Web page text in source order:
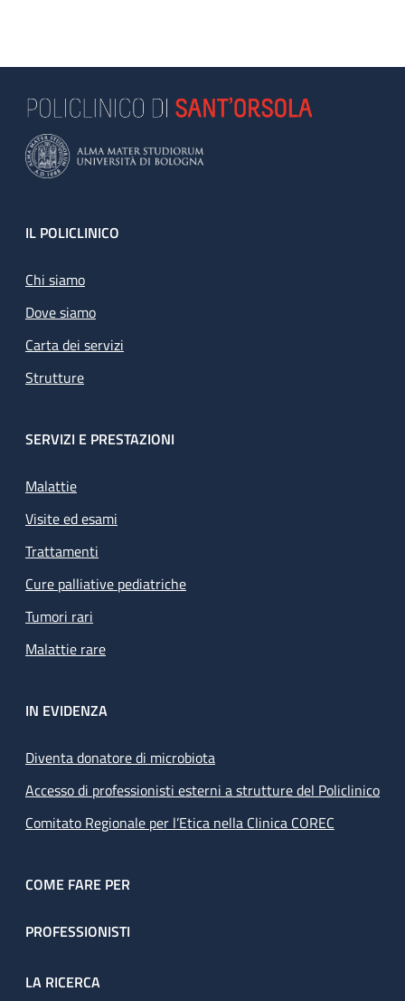
Footer
IL POLICLINICO
Chi siamo
Dove siamo
Carta dei servizi
Strutture
SERVIZI E PRESTAZIONI
Malattie
Visite ed esami
Trattamenti
Cure palliative pediatriche
Tumori rari
Malattie rare
IN EVIDENZA
Diventa donatore di microbiota
Accesso di professionisti esterni a strutture del Policlinico
Comitato Regionale per l’Etica nella Clinica COREC
COME FARE PER
PROFESSIONISTI
LA RICERCA